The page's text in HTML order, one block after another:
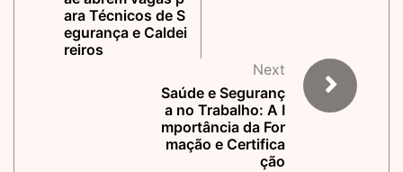
ara Técnicos de S
egurança e Caldei
reiros
Next
Saúde e Seguranç
a no Trabalho: A I
mportância da For
mação e Certifica
ção